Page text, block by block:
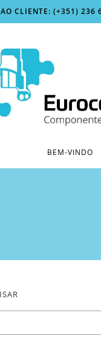
CLIENTE: (+351) 236
BEM-VINDO